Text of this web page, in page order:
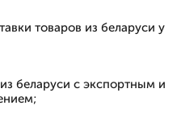
товаров из беларуси у
беларуси с экспортным и